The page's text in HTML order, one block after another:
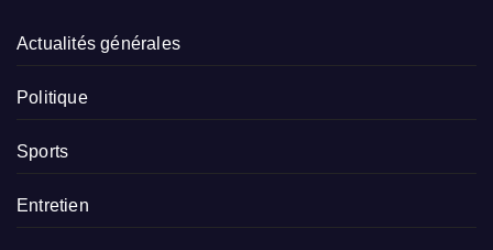
Actualités générales
Politique
Sports
Entretien